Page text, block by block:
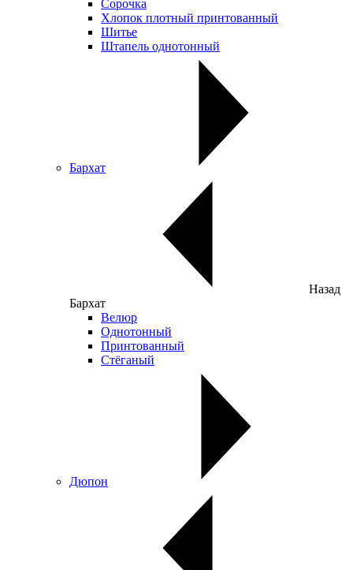
Сорочка
Хлопок плотный принтованный
Шитье
Штапель однотонный
Бархат
Назад
Бархат
Велюр
Однотонный
Принтованный
Стёганый
Дюпон